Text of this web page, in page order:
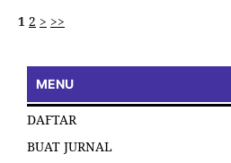
1 2 > >>
MENU
DAFTAR
BUAT JURNAL